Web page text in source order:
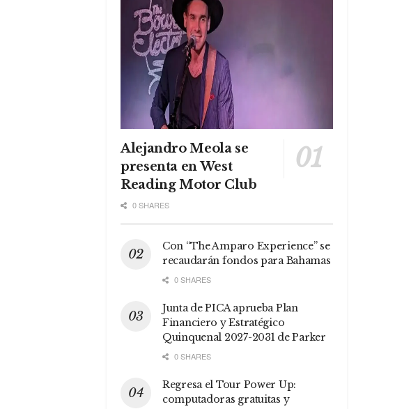
Alejandro Meola se
presenta en West
Reading Motor Club
0 SHARES
Con “The Amparo Experience” se
recaudarán fondos para Bahamas
0 SHARES
Junta de PICA aprueba Plan
Financiero y Estratégico
Quinquenal 2027-2031 de Parker
0 SHARES
Regresa el Tour Power Up:
computadoras gratuitas y